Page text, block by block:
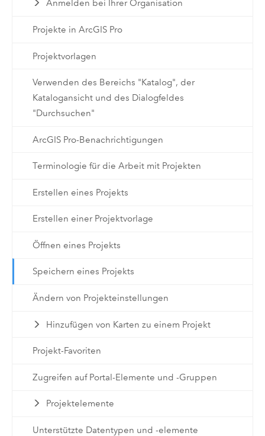
Anmelden bei Ihrer Organisation
Projekte in ArcGIS Pro
Projektvorlagen
Verwenden des Bereichs "Katalog", der
Katalogansicht und des Dialogfeldes
"Durchsuchen"
ArcGIS Pro-Benachrichtigungen
Terminologie für die Arbeit mit Projekten
Erstellen eines Projekts
Erstellen einer Projektvorlage
Öffnen eines Projekts
Speichern eines Projekts
Ändern von Projekteinstellungen
Hinzufügen von Karten zu einem Projekt
Projekt-Favoriten
Zugreifen auf Portal-Elemente und -Gruppen
Projektelemente
Unterstützte Datentypen und -elemente